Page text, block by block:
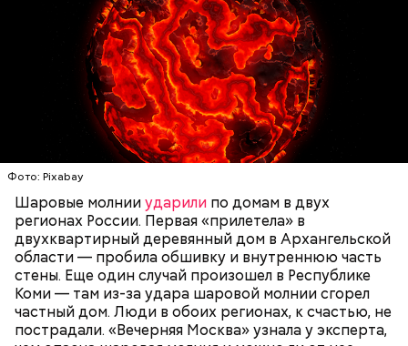
Фото: Pixabay
Шаровые молнииударили по домам в двух
регионах России. Первая «прилетела» в
двухквартирный деревянный дом в Архангельской
области — пробила обшивку и внутреннюю часть
стены. Еще один случай произошел в Республике
Коми — там из-за удара шаровой молнии сгорел
частный дом. Люди в обоих регионах, к счастью, не
пострадали. «Вечерняя Москва» узнала у эксперта,
— Маленькие — от одного сантиметра, средние —
около 20 сантиметров, а самые большие могут
доходить до нескольких метров. Шаровая молния
проходит и через стекла, даже часто не оставляя
следов. Она как капля стекает, растекается. Может
и в окно влезть, причем в двухметровое.
Сжимается, как воздушный шар, и проходит.
УЧЕНЫЕ МОЛНИИ ПОГОДА
По его словам, солдаты не знали о масштабах
трагедии. Подобных аварий раньше не случалось.
Поэтому он не испытывал страха.
Святитель Николай дожил до глубокой старости и
скончался в середине IV века. По церковному
преданию, мощи святого сохранились нетленными
и источали чудесное миро, от которого исцелилось
множество людей. В 1087 году мощи Николая
Угодника были перенесены в итальянский город
Бар (Бари), где находятся и поныне.